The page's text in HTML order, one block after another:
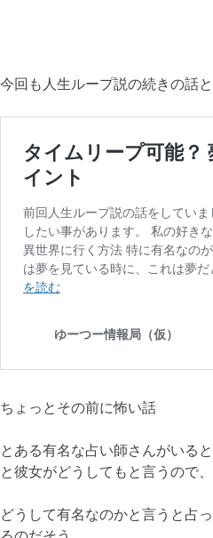
今回も人生ループ説の続きの話と
ちょっとその前に怖い話
とある有名な占い師さんがいる
と彼女がどうしてもと言うので
どうして有名なのかと言うと占